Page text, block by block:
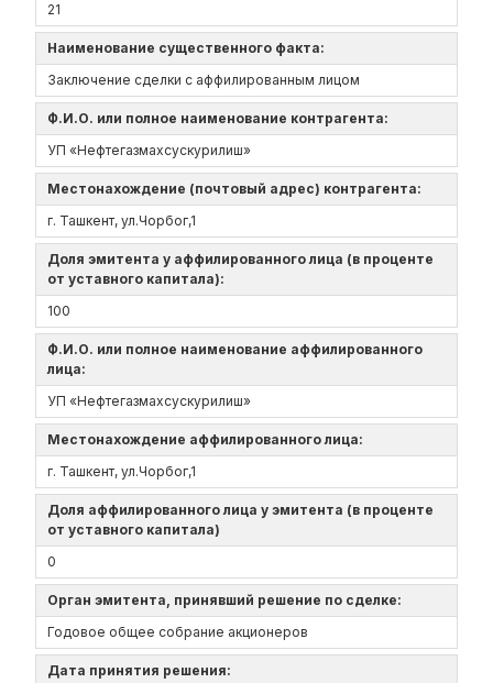
21
Наименование существенного факта:
Заключение сделки с аффилированным лицом
Ф.И.О. или полное наименование контрагента:
УП «Нефтегазмахсускурилиш»
Местонахождение (почтовый адрес) контрагента:
г. Ташкент, ул.Чорбог,1
Доля эмитента у аффилированного лица (в проценте
от уставного капитала):
100
Ф.И.О. или полное наименование аффилированного
лица:
УП «Нефтегазмахсускурилиш»
Местонахождение аффилированного лица:
г. Ташкент, ул.Чорбог,1
Доля аффилированного лица у эмитента (в проценте
от уставного капитала)
0
Орган эмитента, принявший решение по сделке:
Годовое общее собрание акционеров
Дата принятия решения: